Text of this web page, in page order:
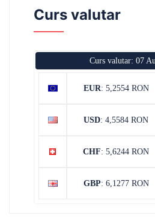
Curs valutar
Curs valutar: 07
EUR: 5,2554 RON
USD: 4,5584 RON
CHF: 5,6244 RON
GBP: 6,1277 RON